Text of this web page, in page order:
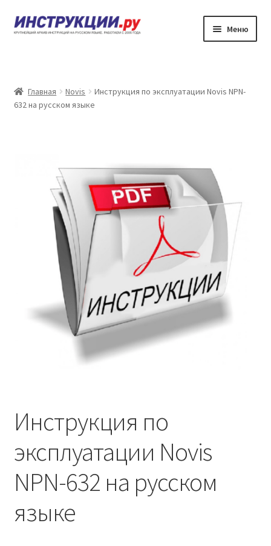
Перейти
к
Перейти
к
Меню
Каталог инструкций по эксплуатации
Контакты
Главная Novis
Инструкция по эксплуатации Novis NPN-
632 на русском языке
Инструкция по
эксплуатации Novis
NPN-632 на русском
языке